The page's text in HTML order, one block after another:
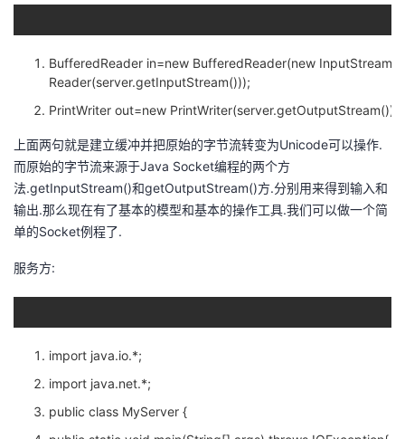
程认的
验
我
收
藏
术
云
议
BufferedReader in=new BufferedReader(new InputStream
Reader(server.getInputStream()));
PrintWriter out=new PrintWriter(server.getOutputStream());
上面两句就是建立缓冲并把原始的字节流转变为Unicode可以操作.
而原始的字节流来源于Java Socket编程的两个方
法.getInputStream()和getOutputStream()方.分别用来得到输入和
输出.那么现在有了基本的模型和基本的操作工具.我们可以做一个简
单的Socket例程了.
服务方:
import java.io.*;
import java.net.*;
public class MyServer {